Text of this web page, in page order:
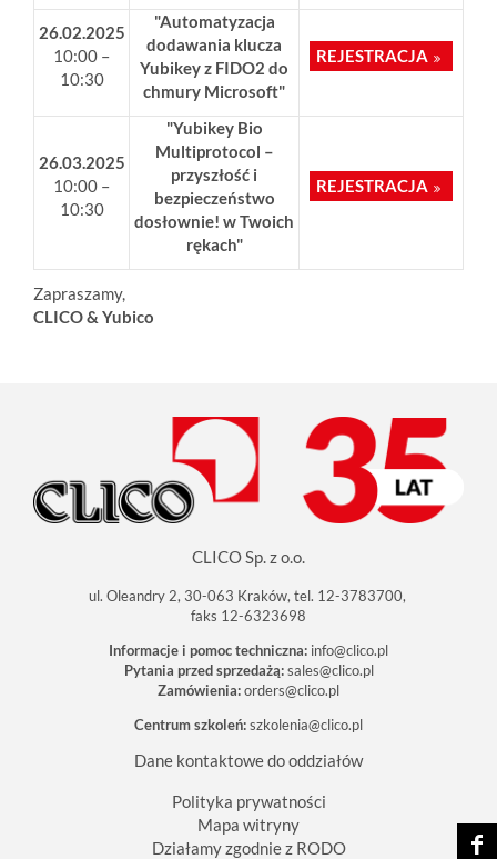
26.02.2025
10:00 –
10:30
"Automatyzacja
dodawania klucza
Yubikey z FIDO2 do
chmury Microsoft"
REJESTRACJA
26.03.2025
10:00 –
10:30
"Yubikey Bio
Multiprotocol –
przyszłość i
bezpieczeństwo
dosłownie! w Twoich
rękach"
REJESTRACJA
Zapraszamy,
CLICO & Yubico
CLICO Sp. z o.o.
ul. Oleandry 2, 30-063 Kraków, tel. 12-3783700,
faks 12-6323698
Informacje i pomoc techniczna: info@clico.pl
Pytania przed sprzedażą: sales@clico.pl
Zamówienia:orders@clico.pl
Centrum szkoleń:szkolenia@clico.pl
Dane kontaktowe do oddziałów
Polityka prywatności
Mapa witryny
Działamy zgodnie z RODO